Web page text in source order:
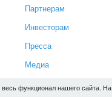
функционал нашего сайта. На
Партнерам
Инвесторам
Пресса
Медиа